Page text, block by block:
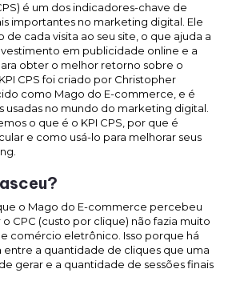
é um dos indicadores-chave de
importantes no marketing digital. Ele
de cada visita ao seu site, o que ajuda a
em publicidade online e a
obter o melhor retorno sobre o
CPS foi criado por Christopher
como Mago do E-commerce, e é
usadas no mundo do marketing digital.
o que é o KPI CPS, por que é
e como usá-lo para melhorar seus
o Mago do E-commerce percebeu
CPC (custo por clique) não fazia muito
comércio eletrônico. Isso porque há
a quantidade de cliques que uma
gerar e a quantidade de sessões finais